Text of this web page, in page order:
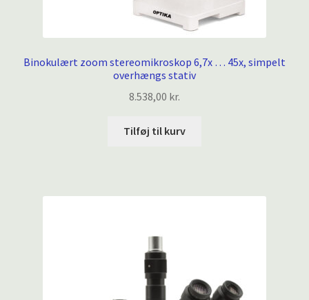
Binokulært zoom stereomikroskop 6,7x … 45x, simpelt
overhængs stativ
8.538,00 kr.
Tilføj til kurv